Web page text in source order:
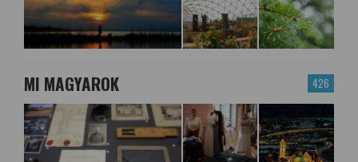
426
MI MAGYAROK